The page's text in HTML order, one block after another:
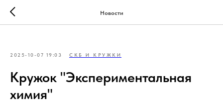
Новости
2025-10-07 19:03 СКБ И КРУЖКИ
Кружок "Экспериментальная
химия"